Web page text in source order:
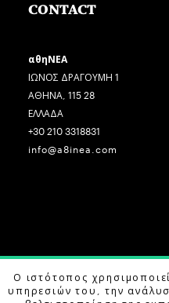
CONTACT
αθηΝΕΑ
ΙΩΝΟΣ ΔΡΑΓΟΥΜΗ 1
ΑΘΗΝΑ, 115 28
ΕΛΛΑΔΑ
+30 210 3318831
info@a8inea.com
COPYRIGHT © 2026 αθηΝΕΑ,
DESIGN BY G DESIGN STUDIO
Ο ιστότοπος
υπηρεσιών του, την